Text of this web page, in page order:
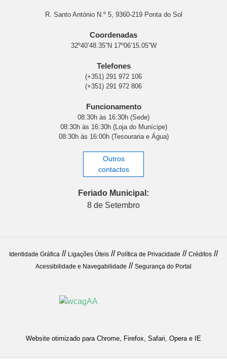
R. Santo António N.º 5, 9360-219 Ponta do Sol
Coordenadas
32º40’48.35”N 17º06’15.05”W
Telefones
(+351) 291 972 106
(+351) 291 972 806
Funcionamento
08:30h às 16:30h (Sede)
08:30h às 16:30h (Loja do Munícipe)
08:30h às 16:00h (Tesouraria e Água)
Outros
contactos
Feriado Municipal:
8 de Setembro
Identidade Gráfica // Ligações Úteis // Política de Privacidade // Créditos //
Acessibilidade e Navegabilidade // Segurança do Portal
Website otimizado para Chrome, Firefox, Safari, Opera e IE